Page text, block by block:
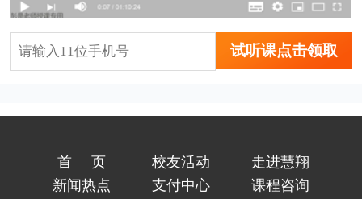
试听课点击领取
首页 校友活动
走进慧翔
新闻热点
支付中心
课程咨询